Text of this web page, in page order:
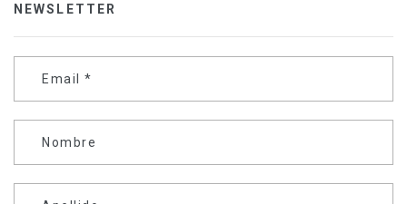
NEWSLETTER
Email *
Nombre